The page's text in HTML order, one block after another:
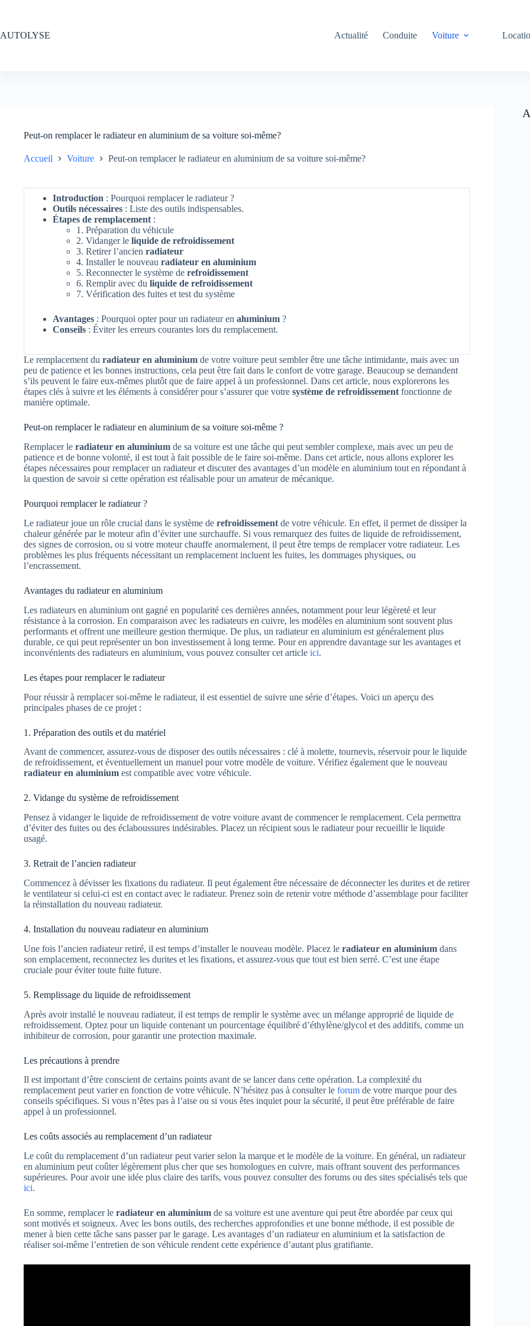
AUTOLYSE
Actualité Conduite Voiture
Peut-on remplacer le radiateur en aluminium de sa voiture soi-même?
Accueil Voiture Peut-on remplacer le radiateur en aluminium de sa voiture soi-même?
Introduction : Pourquoi remplacer le radiateur ?
Outils nécessaires : Liste des outils indispensables.
Étapes de remplacement :
1. Préparation du véhicule
2. Vidanger le liquide de refroidissement
3. Retirer l’ancien radiateur
4. Installer le nouveau radiateur en aluminium
5. Reconnecter le système de refroidissement
6. Remplir avec du liquide de refroidissement
7. Vérification des fuites et test du système
Avantages : Pourquoi opter pour un radiateur en aluminium ?
Conseils : Éviter les erreurs courantes lors du remplacement.
Le remplacement du radiateur en aluminium de votre voiture peut sembler être une tâche intimidante, mais avec un
peu de patience et les bonnes instructions, cela peut être fait dans le confort de votre garage. Beaucoup se demandent
s’ils peuvent le faire eux-mêmes plutôt que de faire appel à un professionnel. Dans cet article, nous explorerons les
étapes clés à suivre et les éléments à considérer pour s’assurer que votre système de refroidissement fonctionne de
manière optimale.
Peut-on remplacer le radiateur en aluminium de sa voiture soi-même ?
Remplacer le radiateur en aluminium de sa voiture est une tâche qui peut sembler complexe, mais avec un peu de
patience et de bonne volonté, il est tout à fait possible de le faire soi-même. Dans cet article, nous allons explorer les
étapes nécessaires pour remplacer un radiateur et discuter des avantages d’un modèle en aluminium tout en répondant à
la question de savoir si cette opération est réalisable pour un amateur de mécanique.
Pourquoi remplacer le radiateur ?
Le radiateur joue un rôle crucial dans le système de refroidissement de votre véhicule. En effet, il permet de dissiper la
chaleur générée par le moteur afin d’éviter une surchauffe. Si vous remarquez des fuites de liquide de refroidissement,
des signes de corrosion, ou si votre moteur chauffe anormalement, il peut être temps de remplacer votre radiateur. Les
problèmes les plus fréquents nécessitant un remplacement incluent les fuites, les dommages physiques, ou
l’encrassement.
Avantages du radiateur en aluminium
Les radiateurs en aluminium ont gagné en popularité ces dernières années, notamment pour leur légèreté et leur
résistance à la corrosion. En comparaison avec les radiateurs en cuivre, les modèles en aluminium sont souvent plus
performants et offrent une meilleure gestion thermique. De plus, un radiateur en aluminium est généralement plus
durable, ce qui peut représenter un bon investissement à long terme. Pour en apprendre davantage sur les avantages et
inconvénients des radiateurs en aluminium, vous pouvez consulter cet article ici.
Les étapes pour remplacer le radiateur
Pour réussir à remplacer soi-même le radiateur, il est essentiel de suivre une série d’étapes. Voici un aperçu des
principales phases de ce projet :
1. Préparation des outils et du matériel
Avant de commencer, assurez-vous de disposer des outils nécessaires : clé à molette, tournevis, réservoir pour le liquide
de refroidissement, et éventuellement un manuel pour votre modèle de voiture. Vérifiez également que le nouveau
radiateur en aluminium est compatible avec votre véhicule.
2. Vidange du système de refroidissement
Pensez à vidanger le liquide de refroidissement de votre voiture avant de commencer le remplacement. Cela permettra
d’éviter des fuites ou des éclaboussures indésirables. Placez un récipient sous le radiateur pour recueillir le liquide
usagé.
3. Retrait de l’ancien radiateur
Commencez à dévisser les fixations du radiateur. Il peut également être nécessaire de déconnecter les durites et de retirer
le ventilateur si celui-ci est en contact avec le radiateur. Prenez soin de retenir votre méthode d’assemblage pour faciliter
la réinstallation du nouveau radiateur.
4. Installation du nouveau radiateur en aluminium
Une fois l’ancien radiateur retiré, il est temps d’installer le nouveau modèle. Placez le radiateur en aluminium dans
son emplacement, reconnectez les durites et les fixations, et assurez-vous que tout est bien serré. C’est une étape
cruciale pour éviter toute fuite future.
5. Remplissage du liquide de refroidissement
Après avoir installé le nouveau radiateur, il est temps de remplir le système avec un mélange approprié de liquide de
refroidissement. Optez pour un liquide contenant un pourcentage équilibré d’éthylène/glycol et des additifs, comme un
inhibiteur de corrosion, pour garantir une protection maximale.
Les précautions à prendre
Il est important d’être conscient de certains points avant de se lancer dans cette opération. La complexité du
remplacement peut varier en fonction de votre véhicule. N’hésitez pas à consulter le forum de votre marque pour des
conseils spécifiques. Si vous n’êtes pas à l’aise ou si vous êtes inquiet pour la sécurité, il peut être préférable de faire
appel à un professionnel.
Les coûts associés au remplacement d’un radiateur
Le coût du remplacement d’un radiateur peut varier selon la marque et le modèle de la voiture. En général, un radiateur
en aluminium peut coûter légèrement plus cher que ses homologues en cuivre, mais offrant souvent des performances
supérieures. Pour avoir une idée plus claire des tarifs, vous pouvez consulter des forums ou des sites spécialisés tels que
ici.
En somme, remplacer le radiateur en aluminium de sa voiture est une aventure qui peut être abordée par ceux qui
sont motivés et soigneux. Avec les bons outils, des recherches approfondies et une bonne méthode, il est possible de
mener à bien cette tâche sans passer par le garage. Les avantages d’un radiateur en aluminium et la satisfaction de
réaliser soi-même l’entretien de son véhicule rendent cette expérience d’autant plus gratifiante.